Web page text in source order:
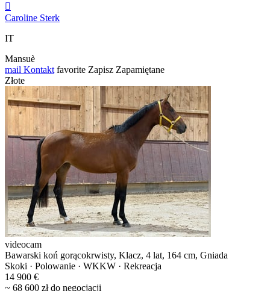

Caroline Sterk
IT
Mansuè
mail Kontakt favorite Zapisz Zapamiętane
Złote
videocam
Bawarski koń gorącokrwisty, Klacz, 4 lat, 164 cm, Gniada
Skoki · Polowanie · WKKW · Rekreacja
14 900 €
~ 68 600 zł do negocjacji